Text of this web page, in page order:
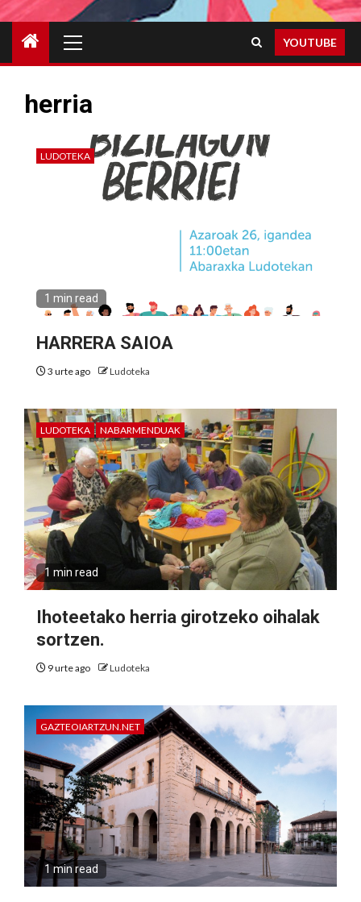
Menu
YOUTUBE
herria
LUDOTEKA
1 min read
HARRERA SAIOA
3 urte ago Ludoteka
LUDOTEKA NABARMENDUAK
1 min read
Ihoteetako herria girotzeko oihalak
sortzen.
9 urte ago Ludoteka
GAZTEOIARTZUN.NET
1 min read